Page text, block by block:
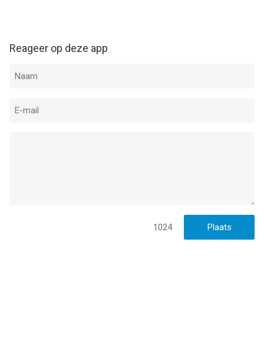
Reageer op deze app
1024